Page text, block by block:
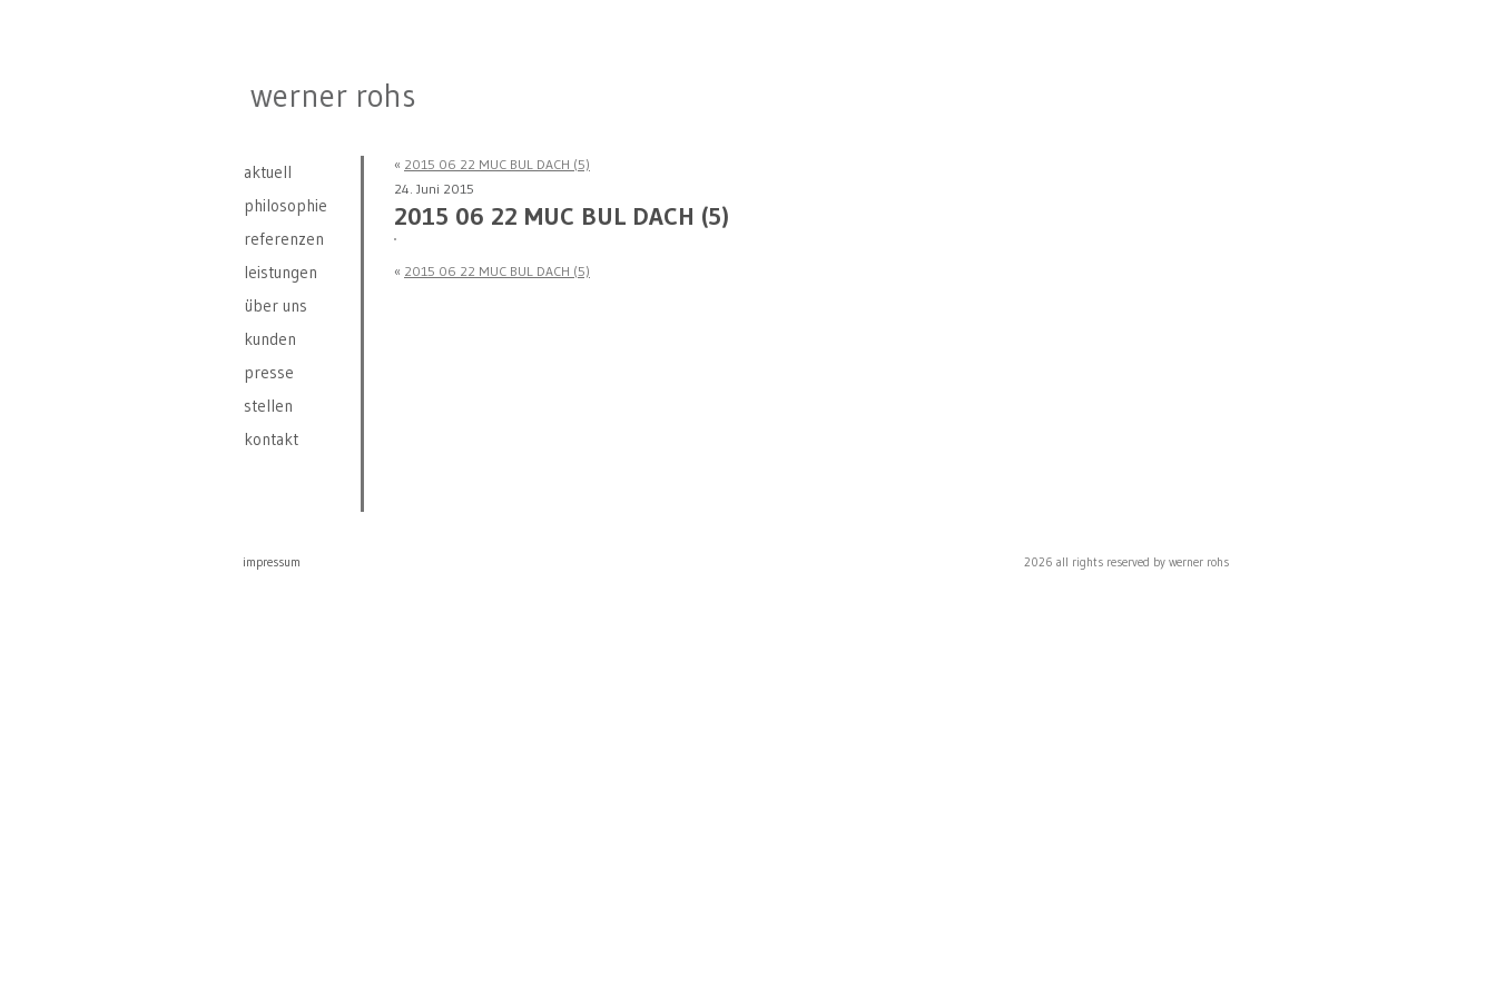
werner rohs
aktuell
philosophie
referenzen
leistungen
über uns
kunden
presse
stellen
kontakt
« 2015 06 22 MUC BUL DACH (5)
24. Juni 2015
2015 06 22 MUC BUL DACH (5)
« 2015 06 22 MUC BUL DACH (5)
impressum 2026 all rights reserved by werner rohs